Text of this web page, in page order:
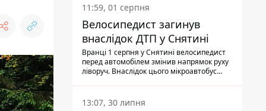
11:59, 01 серпня
Велосипедист загинув
внаслідок ДТП у Снятині
Вранці 1 серпня у Снятині велосипедист
перед автомобілем змінив напрямок руху
ліворуч. Внаслідок цього мікроавтобус
13:07, 30 липня